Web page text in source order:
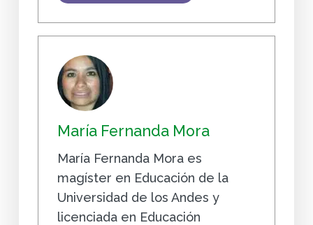
María Fernanda Mora
María Fernanda Mora es
magíster en Educación de la
Universidad de los Andes y
licenciada en Educación